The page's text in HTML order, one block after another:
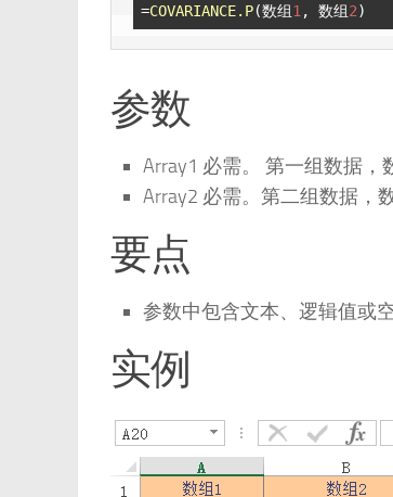
=COVARIANCE.P(数组1 , 数组2
参数
Array1 必需。 第一组数据，
Array2 必需。第二组数据，
要点
参数中包含文本、逻辑值或
实例